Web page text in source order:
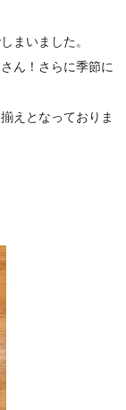
まいました。
ん！さらに季節に
えとなっておりま